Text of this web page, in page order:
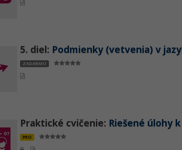
5. diel: Podmienky (vetvenia) v
ZADARMO
Praktické cvičenie: Riešené úlohy
PRO